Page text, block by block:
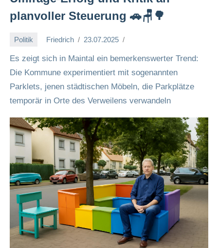
planvoller Steuerung 🚗🪑🌳
Politik Friedrich 23.07.2025
Es zeigt sich in Maintal ein bemerkenswerter Trend:
Die Kommune experimentiert mit sogenannten
Parklets, jenen städtischen Möbeln, die Parkplätze
temporär in Orte des Verweilens verwandeln